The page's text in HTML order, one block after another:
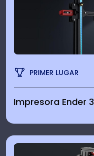
PRIMER LUGAR
Impresora Ender 3